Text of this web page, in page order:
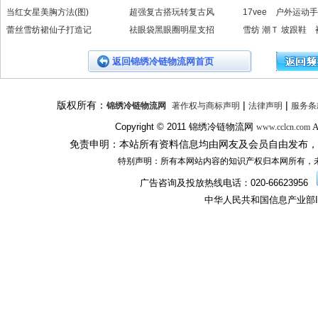
当红女星美胸方法(图)
超强复古搭玩转复古风
17vee 户外运动
蕾丝雪纺裙仙子打造记
祛眼袋黑眼圈明星支招 雪纺 潮Ｔ 坡跟鞋
返回锦绣冷链物流网首页
版权所有： 锦绣冷链物流网 著作权与商标声明 | 法律声明 | 服务条
Copyright © 2011 锦绣冷链物流网 www.cclcn.com
免责申明：本站所有资料信息均由网友及会员自由发布
特别声明：所有本网站内容的知识产权归本网所有
广告咨询及投放热线电话： 020-66623956
中华人民共和国信息产业